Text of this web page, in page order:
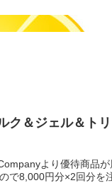
ク＆ジェル＆ト
より優待商品
で8,000円分×2回分を